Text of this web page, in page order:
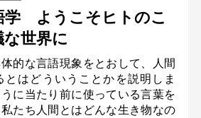
学 ようこそヒトのこ
世界に
的な言語現象をとおして、人間
とはどういうことかを説明しま
に当たり前に使っている言葉を
たち人間とはどんな生き物なの